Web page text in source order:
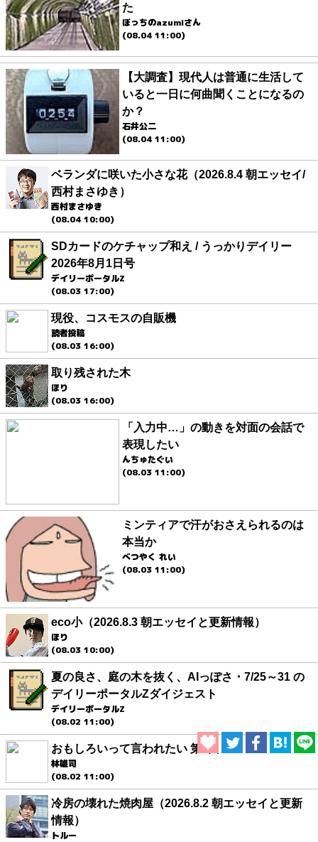
た
ぼっちのazumiさん
(08.04 11:00)
【大調査】現代人は普通に生活して
いると一日に何曲聞くことになるの
か？
石井公二
(08.04 11:00)
ベランダに咲いた小さな花（2026.8.4 朝エッセイ/
西村まさゆき）
西村まさゆき
(08.04 10:00)
SDカードのケチャップ和え / うっかりデイリー
2026年8月1日号
デイリーポータルZ
(08.03 17:00)
現役、コスモスの自販機
読者投稿
(08.03 16:00)
取り残された木
ほり
(08.03 16:00)
「入力中…」の動きを対面の会話で
表現したい
んちゅたぐい
(08.03 11:00)
ミンティアで汗がおさえられるのは
本当か
べつやく れい
(08.03 11:00)
eco小（2026.8.3 朝エッセイと更新情報）
ほり
(08.03 10:00)
夏の良さ、庭の木を抜く、AIっぽさ・7/25～31 の
デイリーポータルZダイジェスト
デイリーポータルZ
(08.02 11:00)
おもしろいって言われたい 第1回
林雄司
(08.02 11:00)
冷房の壊れた焼肉屋（2026.8.2 朝エッセイと更新
情報）
トルー